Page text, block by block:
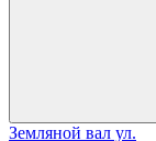
Земляной вал ул.